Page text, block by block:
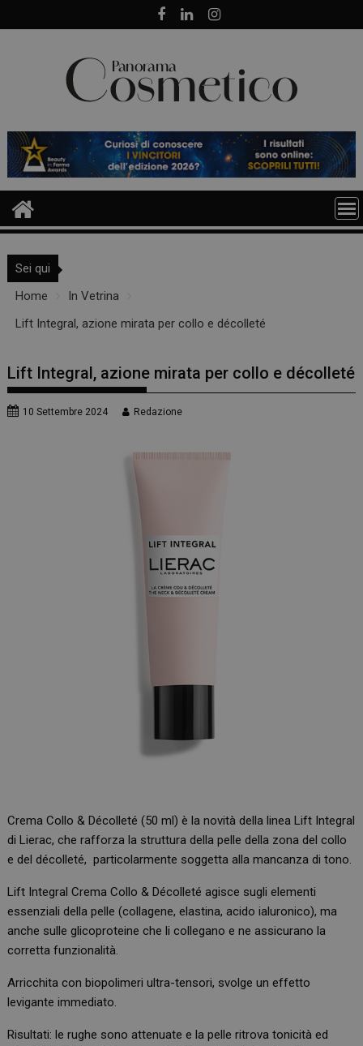
to
Sei qui
Home
In Vetrina
Lift Integral, azione mirata per collo e décolleté
Lift Integral, azione mirata per collo e décolleté
10 Settembre 2024 Redazione
Crema Collo & Décolleté (50 ml) è la novità della linea Lift Integral
di Lierac, che rafforza la struttura della pelle della zona del collo
e del décolleté, particolarmente soggetta alla mancanza di tono.
Lift Integral Crema Collo & Décolleté agisce sugli elementi
essenziali della pelle (collagene, elastina, acido ialuronico), ma
anche sulle glicoproteine che li collegano e ne assicurano la
corretta funzionalità.
Arricchita con biopolimeri ultra-tensori, svolge un effetto
levigante immediato.
Risultati: le rughe sono attenuate e la pelle ritrova tonicità ed